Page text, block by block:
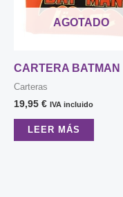
AGOTADO
CARTERA BATMAN
Carteras
19,95 € IVA incluido
LEER MÁS